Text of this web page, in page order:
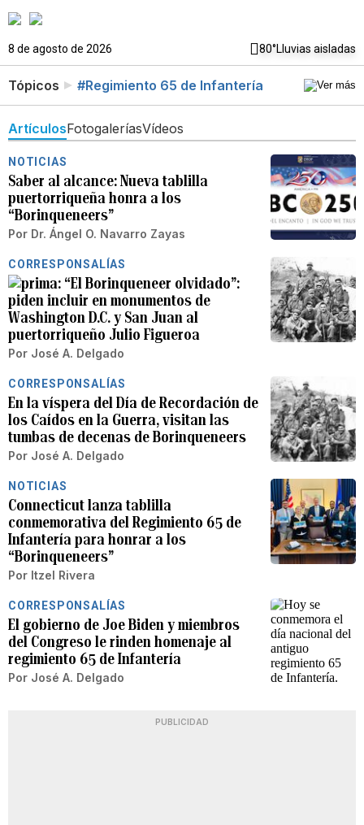
8 de agosto de 2026 80°Lluvias aisladas
Tópicos #Regimiento 65 de Infantería
ArtículosFotogaleríasVídeos
NOTICIAS
Saber al alcance: Nueva tablilla
puertorriqueña honra a los
“Borinqueneers”
Por Dr. Ángel O. Navarro Zayas
CORRESPONSALÍAS
“El Borinqueneer olvidado”:
piden incluir en monumentos de
Washington D.C. y San Juan al
puertorriqueño Julio Figueroa
Por José A. Delgado
CORRESPONSALÍAS
En la víspera del Día de Recordación de
los Caídos en la Guerra, visitan las
tumbas de decenas de Borinqueneers
Por José A. Delgado
NOTICIAS
Connecticut lanza tablilla
conmemorativa del Regimiento 65 de
Infantería para honrar a los
“Borinqueneers”
Por Itzel Rivera
CORRESPONSALÍAS
El gobierno de Joe Biden y miembros
del Congreso le rinden homenaje al
regimiento 65 de Infantería
Por José A. Delgado
PUBLICIDAD